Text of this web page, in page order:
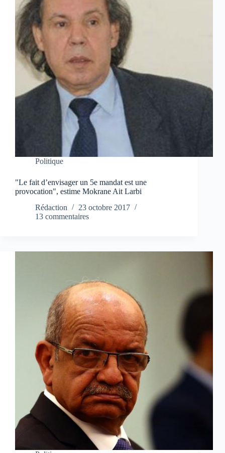
Politique
"Le fait d’envisager un 5e mandat est une
provocation", estime Mokrane Ait Larbi
Rédaction
23 octobre 2017
13 commentaires